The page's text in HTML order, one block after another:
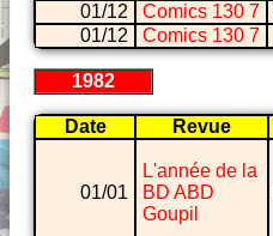
01/12
Comics 130 7
01/12
Comics 130 7
1982
Date Revue
01/01
L'année de la
BD ABD
Goupil